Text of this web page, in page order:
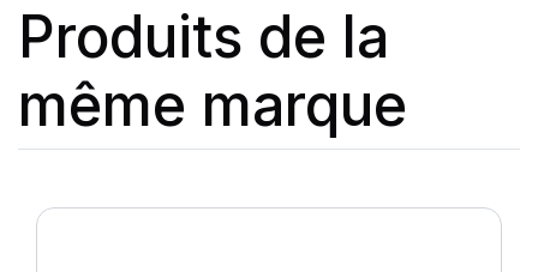
Produits de la
même marque